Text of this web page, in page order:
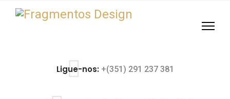
Ligue-nos: +(351) 291 237 381